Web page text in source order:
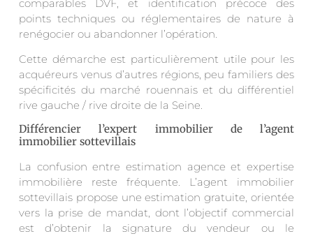
comparables DVF, et identification précoce des
points techniques ou réglementaires de nature à
renégocier ou abandonner l’opération.
Cette démarche est particulièrement utile pour les
acquéreurs venus d’autres régions, peu familiers des
spécificités du marché rouennais et du différentiel
rive gauche / rive droite de la Seine.
Différencier l’expert immobilier de l’agent
immobilier sottevillais
La confusion entre estimation agence et expertise
immobilière reste fréquente. L’agent immobilier
sottevillais propose une estimation gratuite, orientée
vers la prise de mandat, dont l’objectif commercial
est d’obtenir la signature du vendeur ou le